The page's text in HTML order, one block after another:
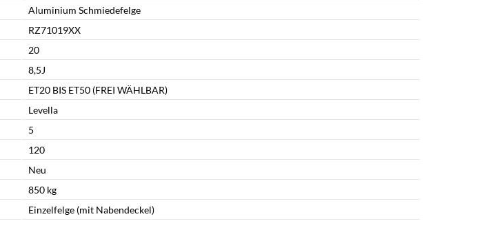
Aluminium Schmiedefelge
RZ71019XX
20
8,5J
ET20 BIS ET50 (FREI WÄHLBAR)
Levella
5
120
Neu
850 kg
Einzelfelge (mit Nabendeckel)